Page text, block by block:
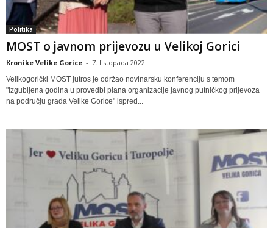
Politika
MOST o javnom prijevozu u Velikoj Gorici
Kronike Velike Gorice - 7. listopada 2022
Velikogorički MOST jutros je održao novinarsku konferenciju s temom
"Izgubljena godina u provedbi plana organizacije javnog putničkog prijevoza
na području grada Velike Gorice" ispred...